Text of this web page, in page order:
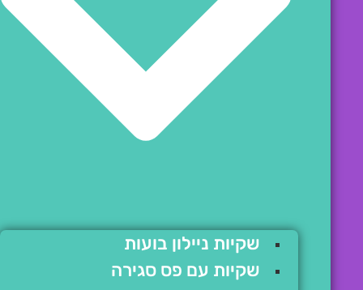
שקיות ניילון בועות
שקיות עם פס סגירה